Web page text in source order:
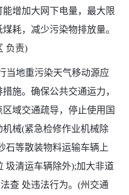
增加大网下电量，最大限
耗，减少污染物排放量。
负责)
地重污染天气移动源应
施。确保公共交通运力，
域交通疏导，停止使用国
械(紧急检修作业机械除
石等散装物料运输车辆上
圾清运车辆除外);加大非道
查 处违法行为。(州交通